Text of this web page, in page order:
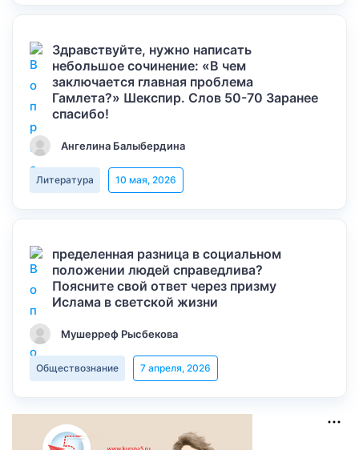
Здравствуйте, нужно написать
небольшое сочинение: «В чем
заключается главная проблема
Гамлета?» Шекспир. Слов 50-70 Заранее
спасибо!
Ангелина Балыбердина
Литература 10 мая, 2026
пределенная разница в социальном
положении людей справедлива?
Поясните свой ответ через призму
Ислама в светской жизни
Мушерреф Рысбекова
Обществознание 7 апреля, 2026